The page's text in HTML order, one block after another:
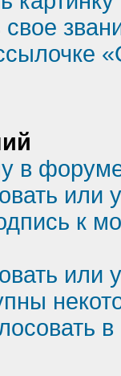
в
или
к
или